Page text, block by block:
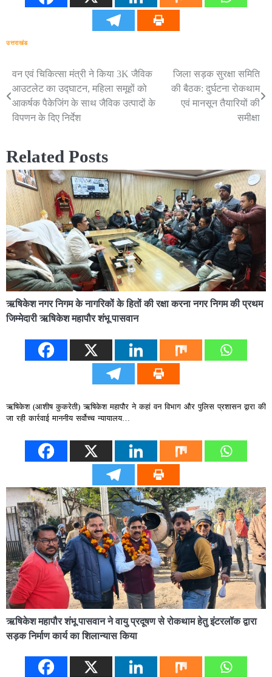
उत्तराखंड
Post
navigation
वन एवं चिकित्सा मंत्री ने किया 3K जैविक
आउटलेट का उद्घाटन, महिला समूहों को
आकर्षक पैकेजिंग के साथ जैविक उत्पादों के
विपणन के दिए निर्देश
जिला सड़क सुरक्षा समिति
की बैठक: दुर्घटना रोकथाम
एवं मानसून तैयारियों की
समीक्षा
Related Posts
ऋषिकेश नगर निगम के नागरिकों के हितों की रक्षा करना नगर निगम की प्रथम
जिम्मेदारी ऋषिकेश महापौर शंभू पासवान
ऋषिकेश (आशीष कुकरेती) ऋषिकेश महापौर ने कहां वन विभाग और पुलिस प्रशासन द्वारा की
जा रही कार्रवाई माननीय सर्वोच्च न्यायालय…
ऋषिकेश महापौर शंभू पासवान ने वायु प्रदूषण से रोकथाम हेतु इंटरलॉक द्वारा
सड़क निर्माण कार्य का शिलान्यास किया